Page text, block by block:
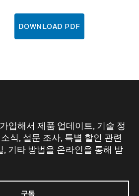
DOWNLOAD PDF
입해서 제품 업데이트, 기술 정
식, 설문 조사, 특별 할인 관련
, 기타 방법을 온라인을 통해 받
구독